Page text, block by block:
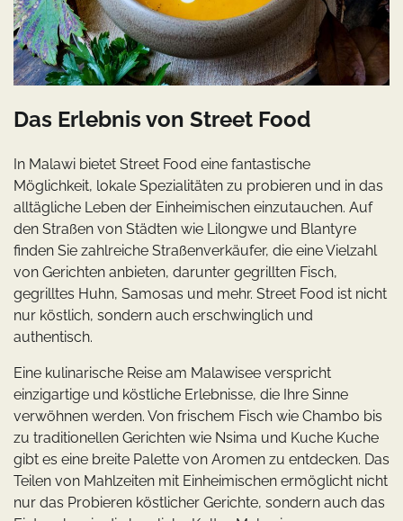
Das Erlebnis von Street Food
In Malawi bietet Street Food eine fantastische
Möglichkeit, lokale Spezialitäten zu probieren und in das
alltägliche Leben der Einheimischen einzutauchen. Auf
den Straßen von Städten wie Lilongwe und Blantyre
finden Sie zahlreiche Straßenverkäufer, die eine Vielzahl
von Gerichten anbieten, darunter gegrillten Fisch,
gegrilltes Huhn, Samosas und mehr. Street Food ist nicht
nur köstlich, sondern auch erschwinglich und
authentisch.
Eine kulinarische Reise am Malawisee verspricht
einzigartige und köstliche Erlebnisse, die Ihre Sinne
verwöhnen werden. Von frischem Fisch wie Chambo bis
zu traditionellen Gerichten wie Nsima und Kuche Kuche
gibt es eine breite Palette von Aromen zu entdecken. Das
Teilen von Mahlzeiten mit Einheimischen ermöglicht nicht
nur das Probieren köstlicher Gerichte, sondern auch das